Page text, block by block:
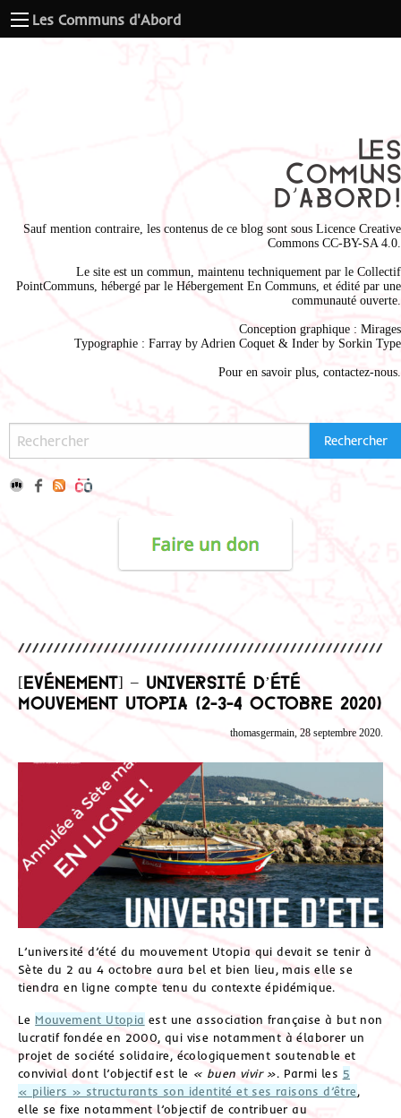
Les Communs d'Abord
Sauf mention contraire, les contenus de ce blog sont sous Licence Creative
Commons CC-BY-SA 4.0
Le site est un commun, maintenu techniquement par le Collectif
PointCommuns , hébergé par le Hébergement En Communs , et édité par une
communauté ouverte.
Conception graphique : Mirages
Typographie : Farray by Adrien Coquet & Inder by Sorkin Type
Pour en savoir plus, contactez-nous
[Evénement] – Université d’été
Mouvement Utopia (2-3-4 octobre 2020)
thomasgermain, 28 septembre 2020.
L’université d’été du mouvement Utopia qui devait se tenir à
Sète du 2 au 4 octobre aura bel et bien lieu, mais elle se
tiendra en ligne compte tenu du contexte épidémique.
Le Mouvement Utopia est une association française à but non
lucratif fondée en 2000, qui vise notamment à élaborer un
projet de société solidaire, écologiquement soutenable et
convivial dont l’objectif est le « buen vivir ». Parmi les 5
« piliers » structurants son identité et ses raisons d’être,
elle se fixe notamment l’objectif de contribuer au